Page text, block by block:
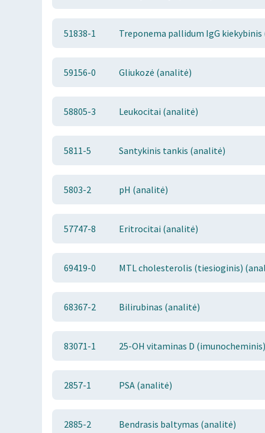
51838-1 Treponema pallidum IgG
59156-0 Gliukozė (analitė)
58805-3 Leukocitai (analitė)
5811-5 Santykinis tankis (analitė)
5803-2 pH (analitė)
57747-8 Eritrocitai (analitė)
69419-0 MTL cholesterolis (tiesioginis)
68367-2 Bilirubinas (analitė)
83071-1 25-OH vitaminas D
2857-1 PSA (analitė)
2885-2 Bendrasis baltymas (analitė)